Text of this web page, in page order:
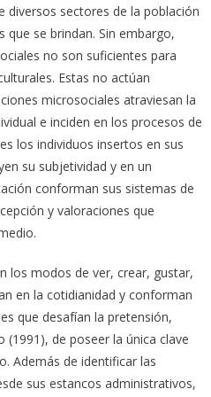
diversos sectores de la población
se brindan. Sin embargo,
no son suficientes para
Estas no actúan
microsociales atraviesan la
e inciden en los procesos de
los individuos insertos en sus
su subjetividad y en un
conforman sus sistemas de
y valoraciones que
los modos de ver, crear, gustar,
en la cotidianidad y conforman
que desafían la pretensión,
de poseer la única clave
Además de identificar las
sus estancos administrativos,